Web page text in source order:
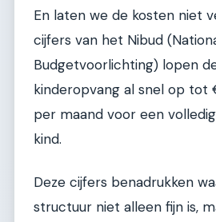
En laten we de kosten niet
cijfers van het Nibud
Budgetvoorlichting) lopen
kinderopvang al snel op
per maand voor een
kind.
Deze cijfers benadrukken
structuur niet alleen fijn is,